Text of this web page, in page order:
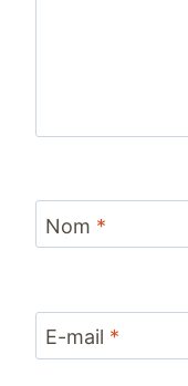
Nom *
E-mail *